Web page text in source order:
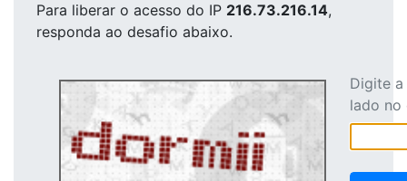
Para liberar o acesso do IP 216.73.216.14,
responda ao desafio abaixo.
Digite
lado no